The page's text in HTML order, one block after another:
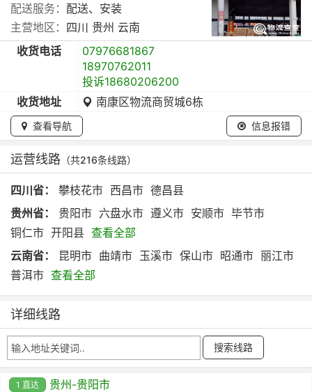
配送服务： 配送、安装
主营地区： 四川 贵州 云南
收货电话
07976681867
18970762011
投诉18680206200
收货地址
南康区物流商贸城6栋
查看导航 信息报错
运营线路 （共216条线路）
四川省： 攀枝花市 西昌市 德昌县
贵州省：
贵阳市 六盘水市 遵义市 安顺市 毕节市
铜仁市 开阳县 查看全部
云南省：
昆明市 曲靖市 玉溪市 保山市 昭通市 丽江市
普洱市 查看全部
详细线路
1 直达
贵州-贵阳市